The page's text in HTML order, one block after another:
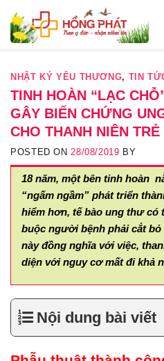
Skip
NHẬT KÝ YÊU THƯƠNG, TIN
TINH HOÀN “LẠC
GÂY BIẾN CHỨNG
CHO THANH NIÊN TRẺ
POSTED ON28/08/2019 BY
18 năm, một bên tinh hoàn
“ngấm ngầm” phát triển
hiểm hơn, tế bào ung thư có
buộc người bệnh phải cắt
này đồng nghĩa với việc,
diện với nguy cơ mất đi khả
Nội dung bài viết